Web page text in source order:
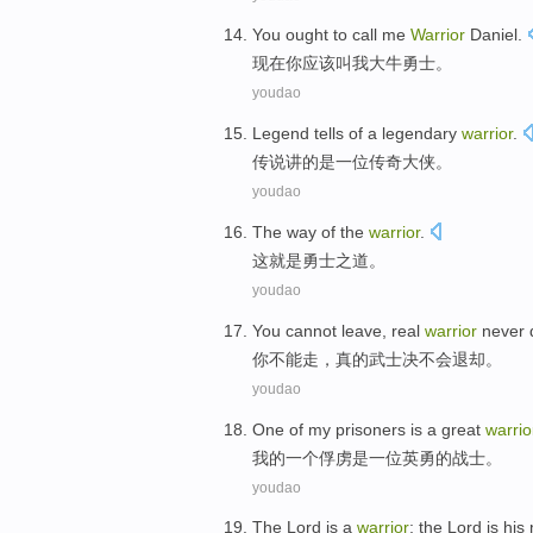
You ought to call me Warrior Daniel.
现在你应该叫我大牛勇士。
youdao
Legend tells of a legendary warrior.
传说讲的是一位传奇大侠。
youdao
The way of the warrior.
这就是勇士之道。
youdao
You cannot leave real warrior never
你不能走 ， 真的武士决不会退却。
youdao
One of my prisoners is a great
我的一个俘虏是一位英勇的战士。
youdao
The Lord is a warrior; the Lord is his